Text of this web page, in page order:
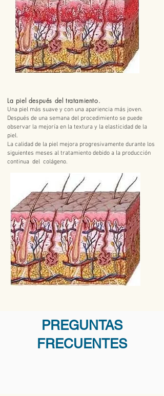
La piel después del tratamiento.
Una piel más suave y con una apariencia más joven.
Después de una semana del procedimiento se puede
observar la mejoría en la textura y la elasticidad de la
piel.
La calidad de la piel mejora progresivamente durante los
siguientes meses al tratamiento debido a la producción
continua del colágeno.
PREGUNTAS
FRECUENTES